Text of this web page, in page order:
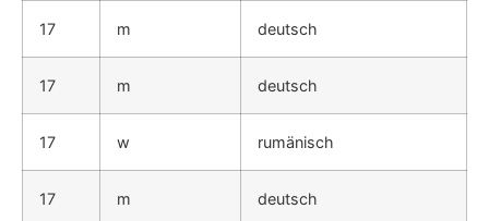
17 m deutsch
17 m deutsch
17 w rumänisch
17 m deutsch